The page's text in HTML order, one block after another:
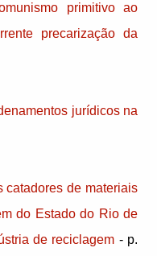
primitivo ao
precarização da
jurídicos na
catadores de materiais
do Estado do Rio de
de reciclagem - p.